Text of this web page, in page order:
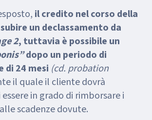
il credito nel corso della
un declassamento da
2, tuttavia è possibile un
dopo un periodo di
di 24 mesi (cd. probation
il quale il cliente dovrà
in grado di rimborsare i
scadenze dovute.